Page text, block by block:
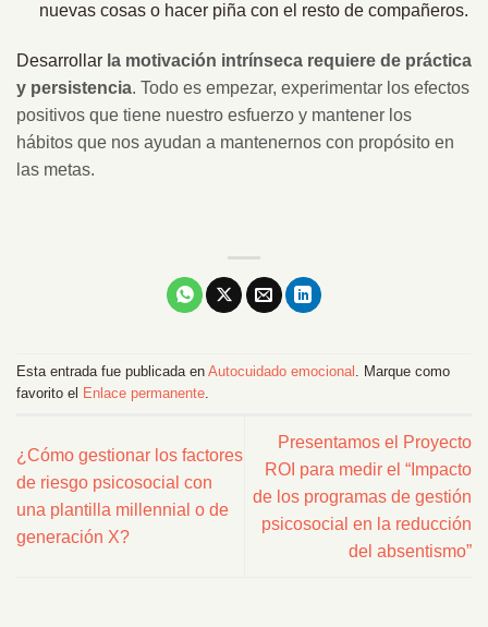
nuevas cosas o hacer piña con el resto de compañeros.
Desarrollar la motivación intrínseca requiere de práctica
y persistencia. Todo es empezar, experimentar los efectos
positivos que tiene nuestro esfuerzo y mantener los
hábitos que nos ayudan a mantenernos con propósito en
las metas.
Esta entrada fue publicada en Autocuidado emocional . Marque como
favorito el Enlace permanente.
¿Cómo gestionar los factores
de riesgo psicosocial con
una plantilla millennial o de
generación X?
Presentamos el Proyecto
ROI para medir el “Impacto
de los programas de gestión
psicosocial en la reducción
del absentismo”